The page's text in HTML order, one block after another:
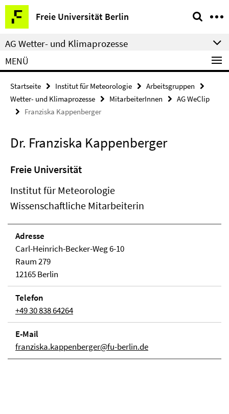
Springe
direkt
zu
Inhalt
Freie Universität Berlin
Service-
Navigation
AG Wetter- und Klimaprozesse
MENÜ
Startseite Institut für Meteorologie
Arbeitsgruppen
Wetter- und Klimaprozesse
MitarbeiterInnen
AG WeClip
Franziska Kappenberger
Dr. Franziska Kappenberger
Freie Universität
Institut für Meteorologie
Wissenschaftliche Mitarbeiterin
Adresse
Carl-Heinrich-Becker-Weg 6-10
Raum 279
12165 Berlin
Telefon
+49 30 838 64264
E-Mail
franziska.kappenberger@fu-berlin.de